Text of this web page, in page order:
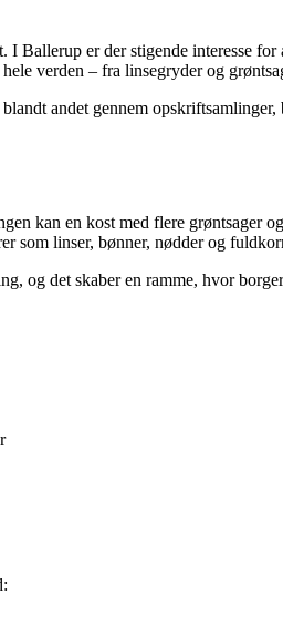
er der stigende interesse
verden – fra linsegryder og
andet gennem
kan en kost med flere grøntsager
som linser, bønner, nødder og
og det skaber en ramme, hvor